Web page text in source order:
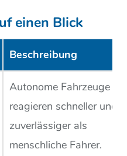
einen Blick
Beschreibung
Autonome Fahrzeuge
reagieren schneller und
zuverlässiger als
menschliche Fahrer.